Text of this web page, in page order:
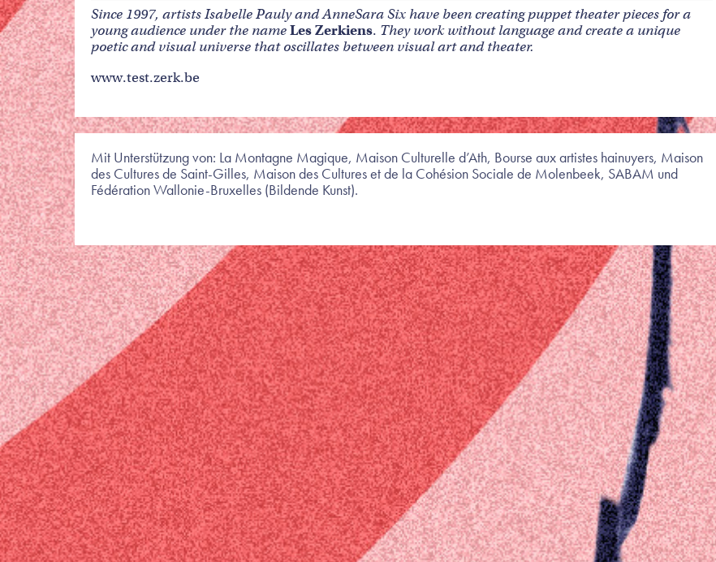
Since 1997, artists Isabelle Pauly and AnneSara Six have been creating puppet theater pieces for a
young audience under the nameLes Zerkiens. They work without language and create a unique
poetic and visual universe that oscillates between visual art and theater.
www.test.zerk.be
Mit Unterstützung von: La Montagne Magique, Maison Culturelle d’Ath, Bourse aux artistes hainuyers, Maison
des Cultures de Saint-Gilles, Maison des Cultures et de la Cohésion Sociale de Molenbeek, SABAM und
Fédération Wallonie-Bruxelles (Bildende Kunst).